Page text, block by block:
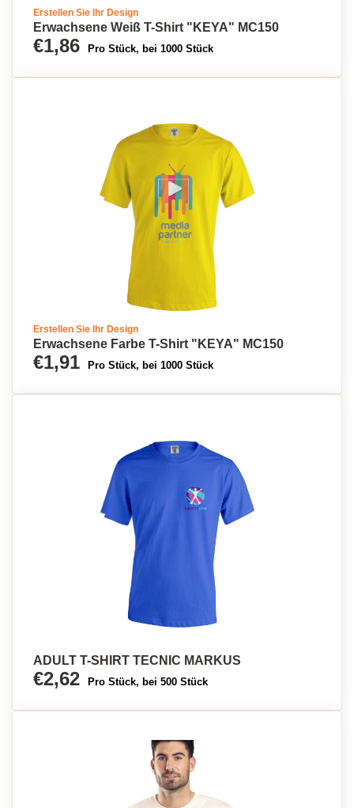
Erstellen Sie Ihr Design
Erwachsene Weiß T-Shirt "KEYA" MC150
€1,86 Pro Stück, bei 1000 Stück
Erstellen Sie Ihr Design
Erwachsene Farbe T-Shirt "KEYA" MC150
€1,91 Pro Stück, bei 1000 Stück
ADULT T-SHIRT TECNIC MARKUS
€2,62 Pro Stück, bei 500 Stück